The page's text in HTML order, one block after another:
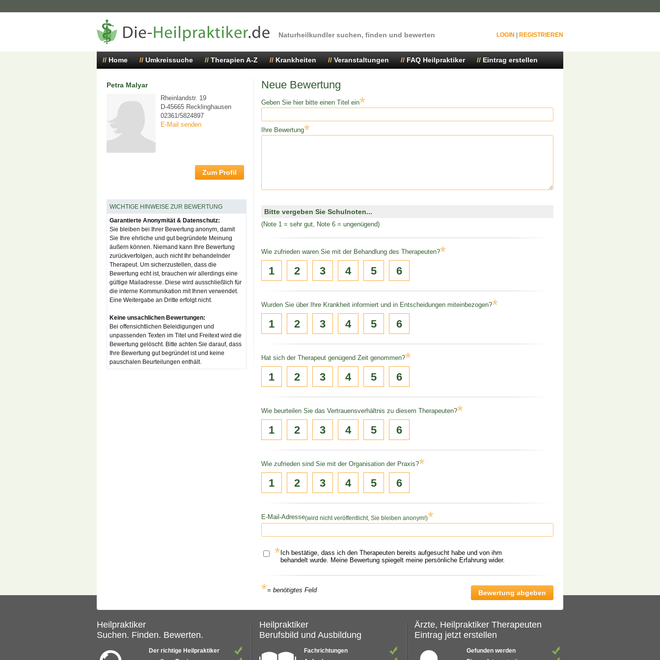
Naturheilkundler suchen, finden und bewerten LOGIN REGISTRIEREN
Home Umkreissuche Therapien A-Z Krankheiten Veranstaltungen FAQ Heilpraktiker Eintrag erstellen
Petra Malyar
Rheinlandstr. 19
D-45665 Recklinghausen
02361/5824897
E-Mail senden
Zum Profil
WICHTIGE HINWEISE ZUR BEWERTUNG
Garantierte Anonymität & Datenschutz:
Sie bleiben bei Ihrer Bewertung anonym, damit
Sie Ihre ehrliche und gut begründete Meinung
äußern können. Niemand kann Ihre Bewertung
zurückverfolgen, auch nicht Ihr behandelnder
Therapeut. Um sicherzustellen, dass die
Bewertung echt ist, brauchen wir allerdings eine
gültige Mailadresse. Diese wird ausschließlich für
die interne Kommunikation mit Ihnen verwendet.
Eine Weitergabe an Dritte erfolgt nicht.
Keine unsachlichen Bewertungen:
Bei offensichtlichen Beleidigungen und
unpassenden Texten im Titel und Freitext wird die
Bewertung gelöscht. Bitte achten Sie darauf, dass
Ihre Bewertung gut begründet ist und keine
pauschalen Beurteilungen enthält.
Neue Bewertung
Geben Sie hier bitte einen Titel ein*
Ihre Bewertung*
Bitte vergeben Sie Schulnoten...
(Note 1 = sehr gut, Note 6 = ungenügend)
Wie zufrieden waren Sie mit der Behandlung des Therapeuten?*
1 2 3 4 5 6
Wurden Sie über Ihre Krankheit informiert und in Entscheidungen miteinbezogen?*
1 2 3 4 5 6
Hat sich der Therapeut genügend Zeit genommen?*
1 2 3 4 5 6
Wie beurteilen Sie das Vertrauensverhältnis zu diesem Therapeuten?*
1 2 3 4 5 6
Wie zufrieden sind Sie mit der Organisation der Praxis?*
1 2 3 4 5 6
E-Mail-Adresse(wird nicht veröffentlicht, Sie bleiben anonym!)*
Ich bestätige, dass ich den Therapeuten bereits aufgesucht habe und von ihm
behandelt wurde. Meine Bewertung spiegelt meine persönliche Erfahrung wider.
*
*= benötigtes Feld
Heilpraktiker
Suchen. Finden. Bewerten.
Der richtige Heilpraktiker
Heilpraktiker
Berufsbild und Ausbildung
Fachrichtungen
Ärzte, Heilpraktiker Therapeuten
Eintrag jetzt erstellen
Gefunden werden